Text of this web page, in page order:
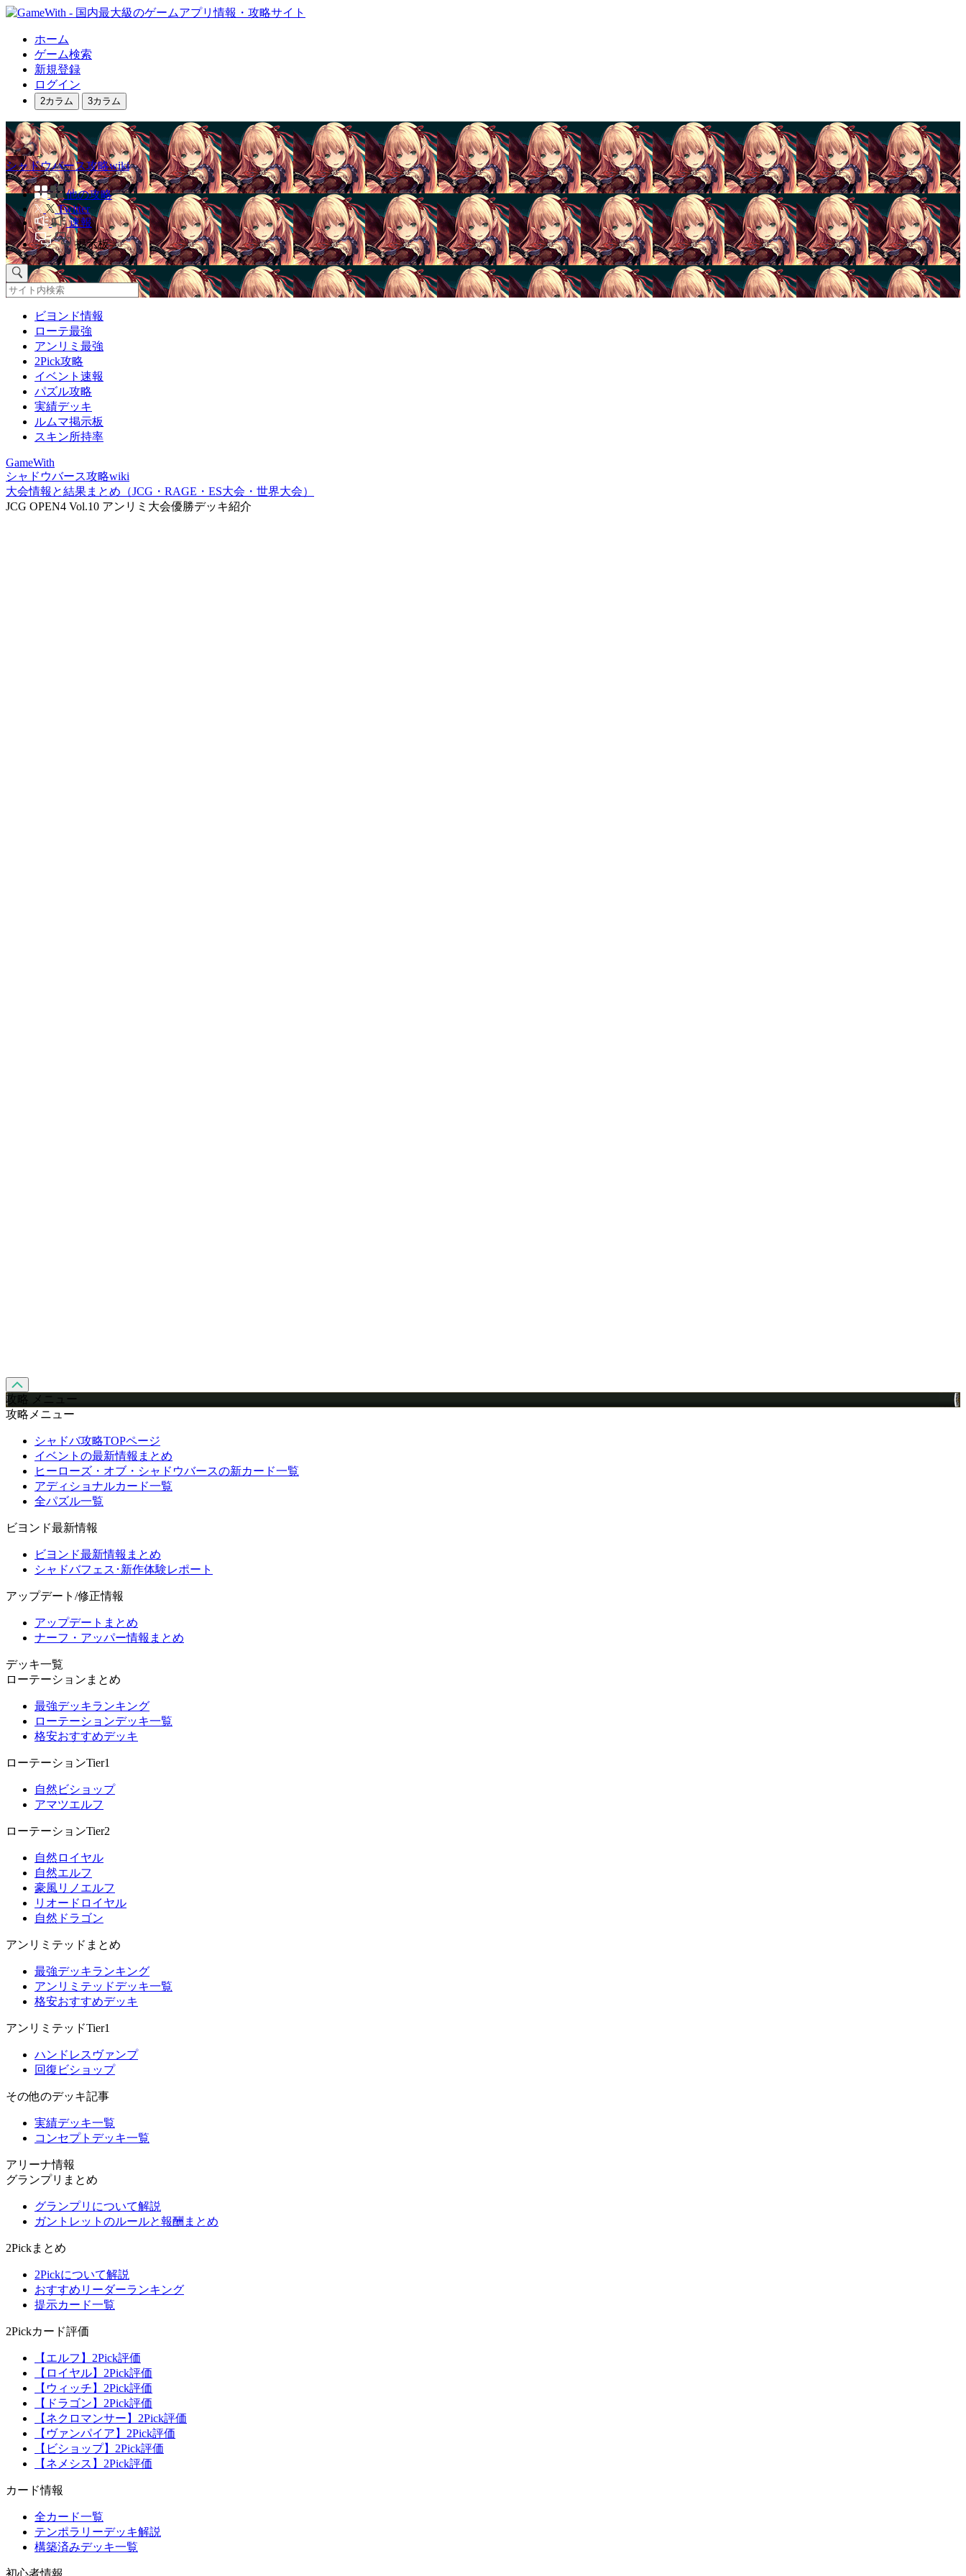
ホーム
ゲーム検索
新規登録
ログイン
2カラム 3カラム
シャドウバース攻略wiki
他の攻略
Twitter
速報
掲示板
ビヨンド情報
ローテ最強
アンリミ最強
2Pick攻略
イベント速報
パズル攻略
実績デッキ
ルムマ掲示板
スキン所持率
GameWith
シャドウバース攻略wiki
大会情報と結果まとめ（JCG・RAGE・ES大会・世界大会）
JCG OPEN4 Vol.10 アンリミ大会優勝デッキ紹介
攻略 メニュー
攻略メニュー
シャドバ攻略TOPページ
イベントの最新情報まとめ
ヒーローズ・オブ・シャドウバースの新カード一覧
アディショナルカード一覧
全パズル一覧
ビヨンド最新情報
ビヨンド最新情報まとめ
シャドバフェス･新作体験レポート
アップデート/修正情報
アップデートまとめ
ナーフ・アッパー情報まとめ
デッキ一覧
ローテーションまとめ
最強デッキランキング
ローテーションデッキ一覧
格安おすすめデッキ
ローテーションTier1
自然ビショップ
アマツエルフ
ローテーションTier2
自然ロイヤル
自然エルフ
豪風リノエルフ
リオードロイヤル
自然ドラゴン
アンリミテッドまとめ
最強デッキランキング
アンリミテッドデッキ一覧
格安おすすめデッキ
アンリミテッドTier1
ハンドレスヴァンプ
回復ビショップ
その他のデッキ記事
実績デッキ一覧
コンセプトデッキ一覧
アリーナ情報
グランプリまとめ
グランプリについて解説
ガントレットのルールと報酬まとめ
2Pickまとめ
2Pickについて解説
おすすめリーダーランキング
提示カード一覧
2Pickカード評価
【エルフ】2Pick評価
【ロイヤル】2Pick評価
【ウィッチ】2Pick評価
【ドラゴン】2Pick評価
【ネクロマンサー】2Pick評価
【ヴァンパイア】2Pick評価
【ビショップ】2Pick評価
【ネメシス】2Pick評価
カード情報
全カード一覧
テンポラリーデッキ解説
構築済みデッキ一覧
初心者情報